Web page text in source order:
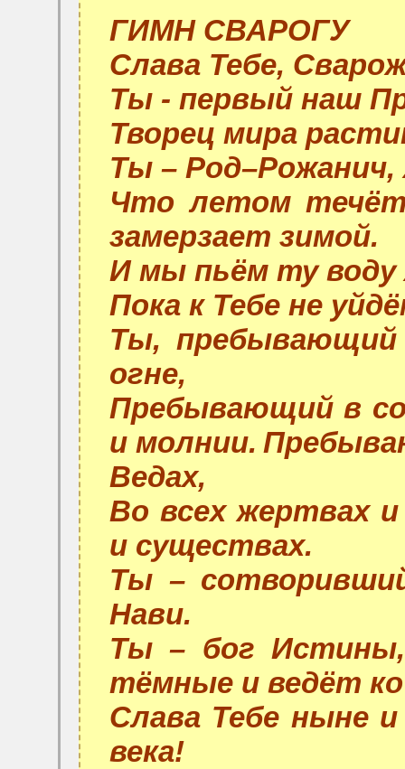
ГИМН СВАРОГУ
Слава Тебе,
Ты - первый наш
Творец мира
Ты – Род–Рожанич,
Что летом
замерзает зимой.
И мы пьём ту воду
Пока к Тебе не
Ты, пребывающий
огне,
Пребывающий в
и молнии.
Ведах,
Во всех жертвах и
и существах.
Ты –
Нави.
Ты – бог
тёмные и ведёт ко
Слава Тебе ныне
века!